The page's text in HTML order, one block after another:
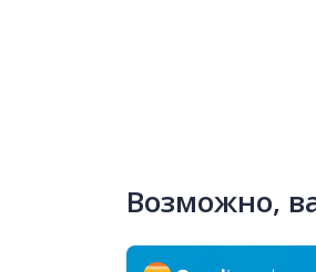
Возможно,